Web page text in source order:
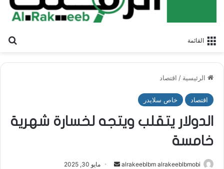
القائمة
الرئيسية / اقتصاد
اقتصاد خاص سلايدر
الدولار يتقلب ويتجه لخسارة شهرية
خامسة
alrakeeblbm alrakeeblbmobi
أرسل مايو 30, 2025